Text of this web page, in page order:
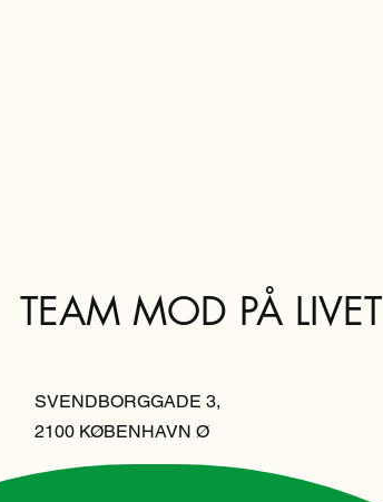
TEAM MOD PÅ LIVET
SVENDBORGGADE 3,
2100 KØBENHAVN Ø